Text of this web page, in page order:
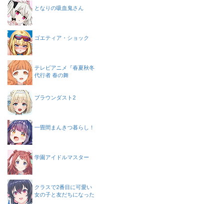
となりの吸血鬼さん
ゴエティア・ショック
テレビアニメ『春夏秋冬
代行者 春の舞
ブラウンダスト2
一畳間まんきつ暮らし！
学園アイドルマスター
クラスで2番目に可愛い
女の子と友だちになった